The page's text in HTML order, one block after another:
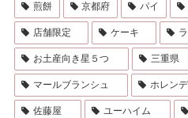
煎餅 京都府 パイ
店舗限定 ケーキ
お土産向き星５つ 三重県
マールブランシュ ホレン
佐藤屋 ユーハイム